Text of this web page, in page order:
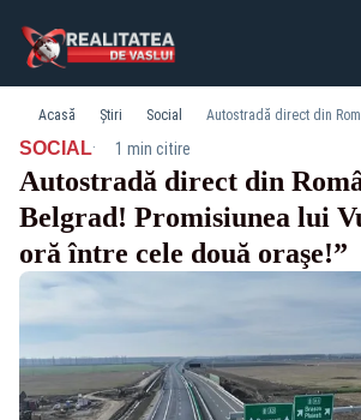
Acasă Știri Social
SOCIAL· 1 min citire
Autostradă direct din
Belgrad! Promisiunea lui
oră între cele două oraşe!”